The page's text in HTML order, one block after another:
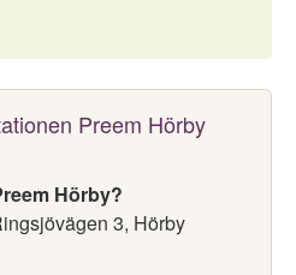
Preem Hörby
Hörby?
3, Hörby